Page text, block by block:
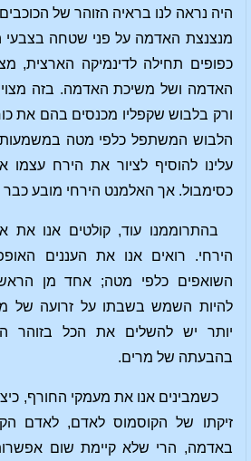
היה נראה לנו בראיה הזוהר של
מנצנצת האדמה על פני שטחה בצבעי
כפופים תחילה לדינמיקה הארצית,
האדמה ושל משיכת האדמה. בזה מצוי
ורק בלבוש שקפליו מכנסים בהם את
הלבוש המשתפל כלפי מטה במשמעות
עלינו להוסיף לציור את הירח עצמו
כסימבול. אך האלמנט הירחי מובע
בהתרוממנו עוד, קולטים אנו
הירחי. רואים אנו את העננים
השואפים כלפי מטה; אחד מן
להיות השמש בשבתו על זרועה של
יותר יש להשלים את הכל בזוהר
בהבעתה של מרים.
כשמבינים אנו את מעמקי החורף,
זיקתו של הקוסמוס לאדם, לאדם
באדמה, הרי שלא קיימת שום